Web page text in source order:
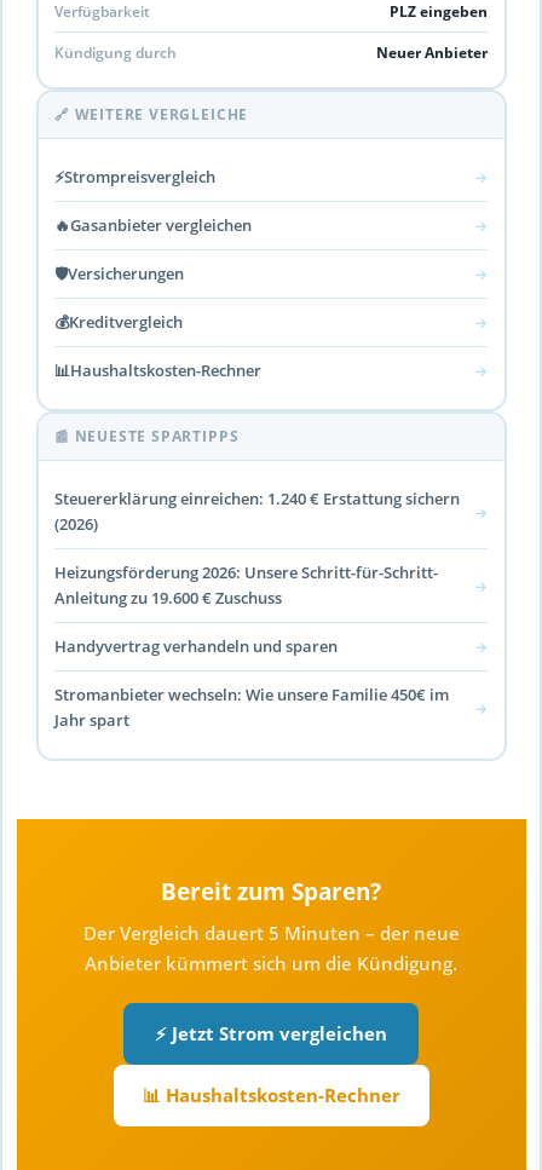
Verfügbarkeit
PLZ eingeben
Kündigung durch
Neuer Anbieter
🔗 WEITERE VERGLEICHE
⚡Strompreisvergleich →
🔥Gasanbieter vergleichen →
🛡️Versicherungen →
💰Kreditvergleich →
📊Haushaltskosten-Rechner →
📰 NEUESTE SPARTIPPS
Steuererklärung einreichen: 1.240 € Erstattung sichern
(2026)
→
Heizungsförderung 2026: Unsere Schritt-für-Schritt-
Anleitung zu 19.600 € Zuschuss
→
Handyvertrag verhandeln und sparen →
Stromanbieter wechseln: Wie unsere Familie 450€ im
Jahr spart
→
Bereit zum Sparen?
Der Vergleich dauert 5 Minuten – der neue
Anbieter kümmert sich um die Kündigung.
⚡ Jetzt Strom vergleichen
📊 Haushaltskosten-Rechner